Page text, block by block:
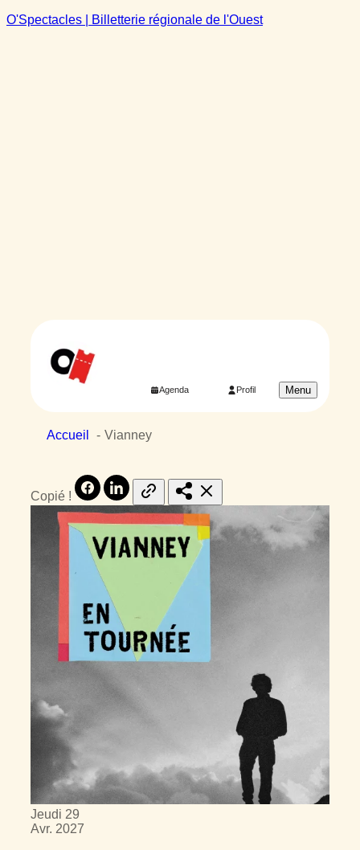
O'Spectacles | Billetterie régionale de l'Ouest
Agenda Profil Menu
Accueil Vianney
Copié !
Jeudi 29
Avr. 2027